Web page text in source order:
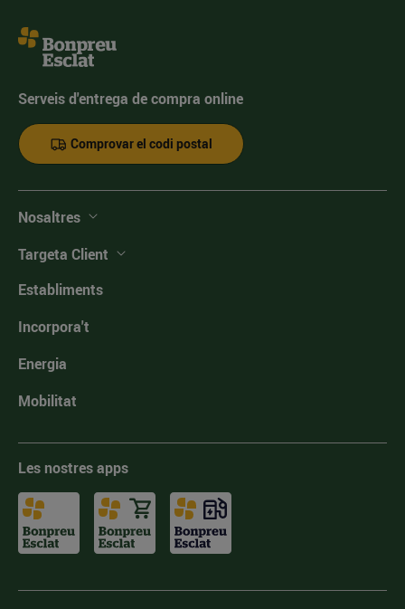
Serveis d'entrega de compra online
Comprovar el codi postal
Nosaltres
Targeta Client
Establiments
Incorpora't
Energia
Mobilitat
Les nostres apps